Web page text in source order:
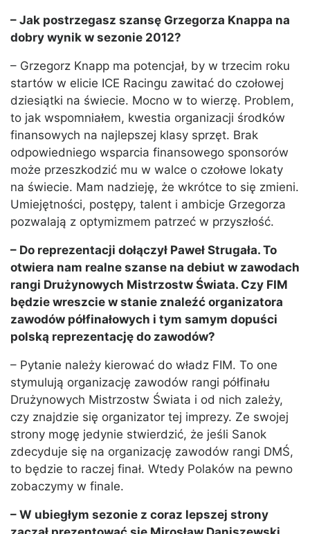
– Jak postrzegasz szansę Grzegorza Knappa na
dobry wynik w sezonie 2012?
– Grzegorz Knapp ma potencjał, by w trzecim roku
startów w elicie ICE Racingu zawitać do czołowej
dziesiątki na świecie. Mocno w to wierzę. Problem,
to jak wspomniałem, kwestia organizacji środków
finansowych na najlepszej klasy sprzęt. Brak
odpowiedniego wsparcia finansowego sponsorów
może przeszkodzić mu w walce o czołowe lokaty
na świecie. Mam nadzieję, że wkrótce to się zmieni.
Umiejętności, postępy, talent i ambicje Grzegorza
pozwalają z optymizmem patrzeć w przyszłość.
– Do reprezentacji dołączył Paweł Strugała. To
otwiera nam realne szanse na debiut w zawodach
rangi Drużynowych Mistrzostw Świata. Czy FIM
będzie wreszcie w stanie znaleźć organizatora
zawodów półfinałowych i tym samym dopuści
polską reprezentację do zawodów?
– Pytanie należy kierować do władz FIM. To one
stymulują organizację zawodów rangi półfinału
Drużynowych Mistrzostw Świata i od nich zależy,
czy znajdzie się organizator tej imprezy. Ze swojej
strony mogę jedynie stwierdzić, że jeśli Sanok
zdecyduje się na organizację zawodów rangi DMŚ,
to będzie to raczej finał. Wtedy Polaków na pewno
zobaczymy w finale.
– W ubiegłym sezonie z coraz lepszej strony